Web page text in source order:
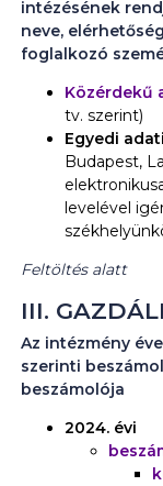
intézésének
neve,
foglalkozó
Közérdekű
tv. szerint)
Egyedi
Budapest,
levelével
Feltöltés alatt
III.
Az intézmény
szerinti
beszámolója
2024. évi